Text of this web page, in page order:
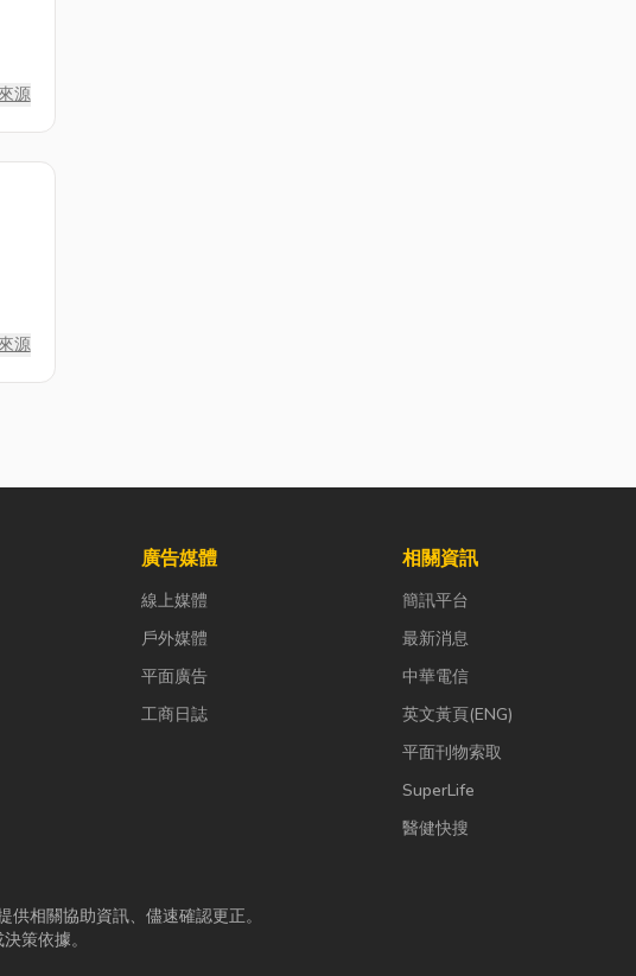
源
源
廣告媒體
線上媒體
戶外媒體
平面廣告
工商日誌
相關資訊
簡訊平台
最新消息
中華電信
英文黃頁(ENG)
平面刊物索取
SuperLife
醫健快搜
供相關協助資訊、儘速確認更正。
策依據。